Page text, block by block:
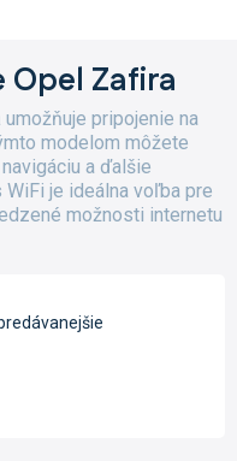
Opel Zafira
umožňuje pripojenie na
modelom môžete
a ďalšie
je ideálna voľba pre
možnosti internetu